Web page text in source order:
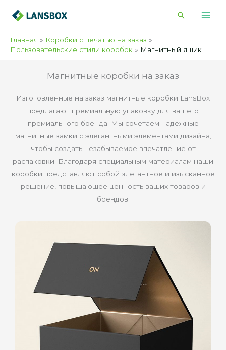
Поиск
Главная
Коробки с печатью на заказ
Пользовательские стили коробок
Магнитный ящик
Магнитные коробки на заказ
Изготовленные на заказ магнитные коробки LansBox
предлагают премиальную упаковку для вашего
премиального бренда. Мы сочетаем надежные
магнитные замки с элегантными элементами дизайна,
чтобы создать незабываемое впечатление от
распаковки. Благодаря специальным материалам наши
коробки представляют собой элегантное и изысканное
решение, повышающее ценность ваших товаров и
брендов.